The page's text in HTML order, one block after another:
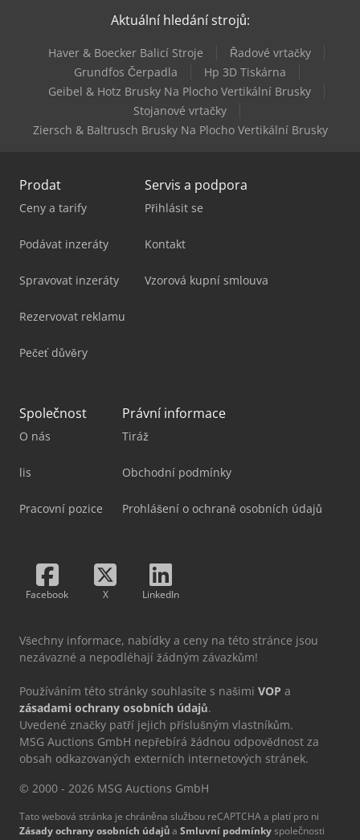
Dalbo Rollomaximum 620
Jcb 535-95
Jcb 540-180
Aktuální hledání strojů:
Haver & Boecker Balicí Stroje
Řadové vrtačky
Grundfos Čerpadla
Hp 3D Tiskárna
Geibel & Hotz Brusky Na Plocho Vertikální Brusky
Stojanové vrtačky
Ziersch & Baltrusch Brusky Na Plocho Vertikální Brusky
Prodat
Ceny a tarify
Podávat inzeráty
Spravovat inzeráty
Rezervovat reklamu
Pečeť důvěry
Servis a podpora
Přihlásit se
Kontakt
Vzorová kupní smlouva
Společnost
O nás
lis
Pracovní pozice
Právní informace
Tiráž
Obchodní podmínky
Prohlášení o ochraně osobních údajů
Facebook X LinkedIn
Všechny informace, nabídky a ceny na této stránce jsou
nezávazné a nepodléhají žádným závazkům!
Používáním této stránky souhlasíte s našimi VOP a
zásadami ochrany osobních údajů.
Uvedené značky patří jejich příslušným vlastníkům.
MSG Auctions GmbH nepřebírá žádnou odpovědnost za
obsah odkazovaných externích internetových stránek.
© 2000 - 2026 MSG Auctions GmbH
Tato webová stránka je chráněna službou reCAPTCHA a platí pro ni
Zásady ochrany osobních údajůa Smluvní podmínkyspolečnosti